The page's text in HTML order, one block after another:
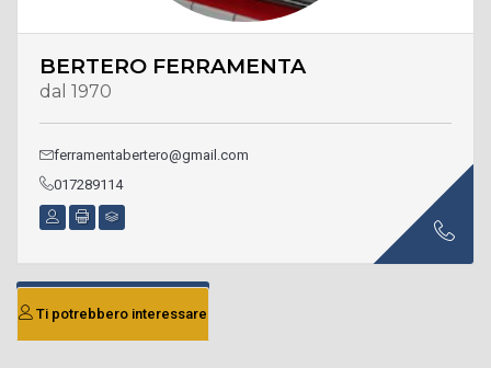
BERTERO FERRAMENTA
dal 1970
ferramentabertero@gmail.com
017289114
Ti potrebbero interessare